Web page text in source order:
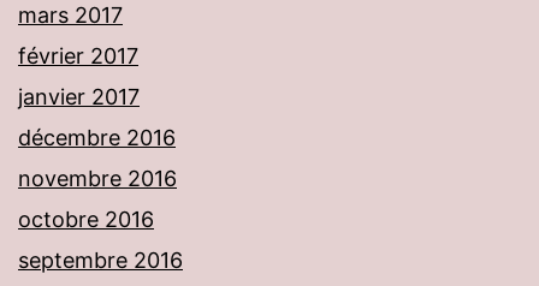
mars 2017
février 2017
janvier 2017
décembre 2016
novembre 2016
octobre 2016
septembre 2016